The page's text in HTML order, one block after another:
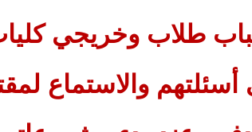
طلاب وخريجي
والاستماع